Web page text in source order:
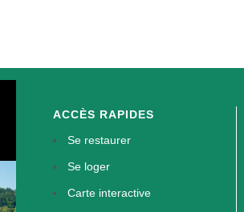
ACCÈS RAPIDES
Se restaurer
Se loger
Carte interactive